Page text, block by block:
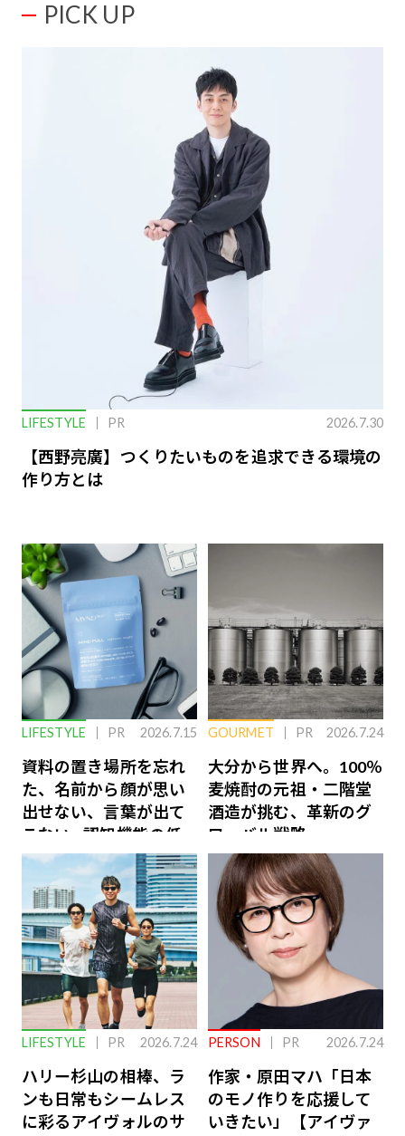
PICK UP
LIFESTYLE PR 2026.7.30
【西野亮廣】つくりたいものを追求できる環境の
作り方とは
LIFESTYLE PR 2026.7.15
資料の置き場所を忘れ
た、名前から顔が思い
出せない、言葉が出て
こない…認知機能の低
下を救う、脳のインナ
ーケアとは
GOURMET PR 2026.7.24
大分から世界へ。100％
麦焼酎の元祖・二階堂
酒造が挑む、革新のグ
ローバル戦略
LIFESTYLE PR 2026.7.24
ハリー杉山の相棒、ラ
ンも日常もシームレス
に彩るアイヴォルのサ
PERSON PR 2026.7.24
作家・原田マハ「日本
のモノ作りを応援して
いきたい」【アイヴァ